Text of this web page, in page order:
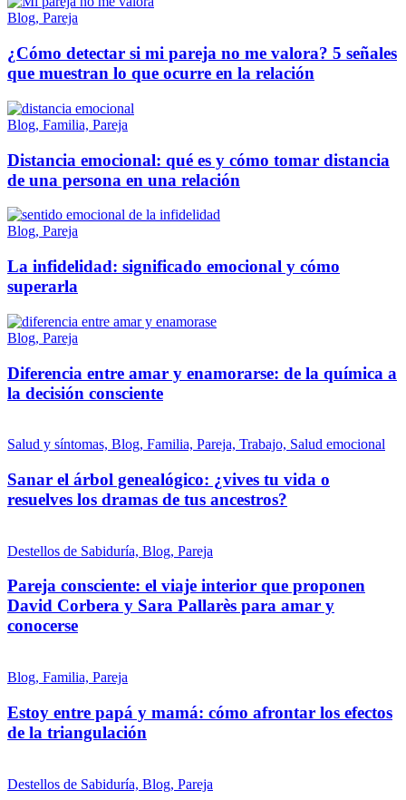
Blog, Pareja
¿Cómo detectar si mi pareja no me valora? 5 señales
que muestran lo que ocurre en la relación
Blog, Familia, Pareja
Distancia emocional: qué es y cómo tomar distancia
de una persona en una relación
Blog, Pareja
La infidelidad: significado emocional y cómo
superarla
Blog, Pareja
Diferencia entre amar y enamorarse: de la química a
la decisión consciente
Salud y síntomas, Blog, Familia, Pareja, Trabajo, Salud emocional
Sanar el árbol genealógico: ¿vives tu vida o
resuelves los dramas de tus ancestros?
Destellos de Sabiduría, Blog, Pareja
Pareja consciente: el viaje interior que proponen
David Corbera y Sara Pallarès para amar y
conocerse
Blog, Familia, Pareja
Estoy entre papá y mamá: cómo afrontar los efectos
de la triangulación
Destellos de Sabiduría, Blog, Pareja